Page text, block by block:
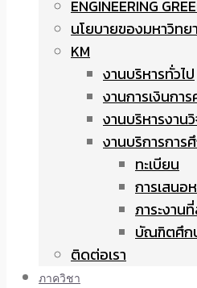
ENGINEERING
นโยบายของมหาวิทย
KM
งานบริหารทั่วไป
งานการเงินกา
งานบริหารงาน
งานบริการการ
ทะเบียน
การเสนอ
ภาระงาน
บัณฑิตศึก
ติดต่อเรา
ภาควิชา